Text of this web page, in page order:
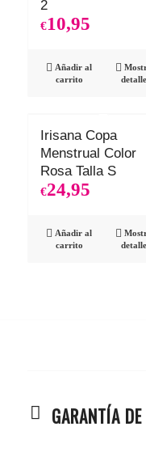
2
€10,95
Añadir al
carrito
Irisana Copa
Menstrual Color
Rosa Talla S
€24,95
Añadir al
carrito
GARANTÍA